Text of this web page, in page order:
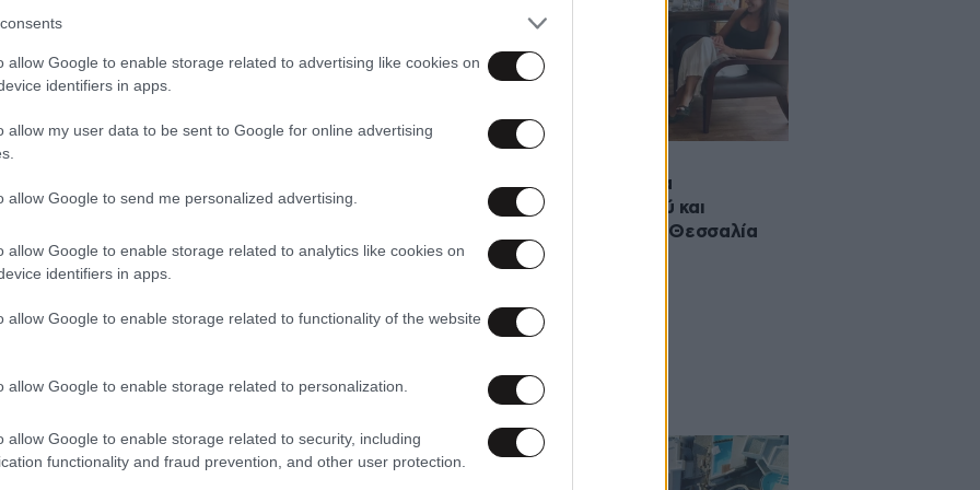
allow Google to enable storage related to advertising like cookies on
identifiers in apps.
allow my user data to be sent to Google for online advertising
allow Google to send me personalized advertising.
allow Google to enable storage related to analytics like cookies on
identifiers in apps.
allow Google to enable storage related to functionality of the website
allow Google to enable storage related to personalization.
allow Google to enable storage related to security, including
functionality and fraud prevention, and other user protection.
3 Μαΐου
Χαρακόπουλος: Διπλάσια
προγράμματα κοινωνικού και
ιαματικού τουρισμού για Θεσσαλία